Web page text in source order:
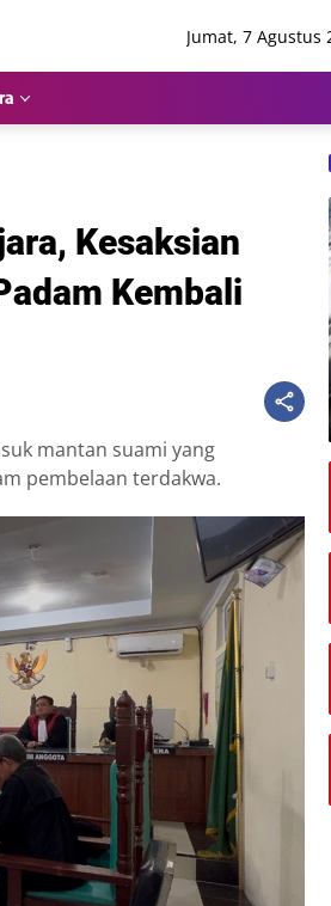
Jumat, 7 Agustus
Kesaksian
Kembali
mantan suami yang
pembelaan terdakwa.